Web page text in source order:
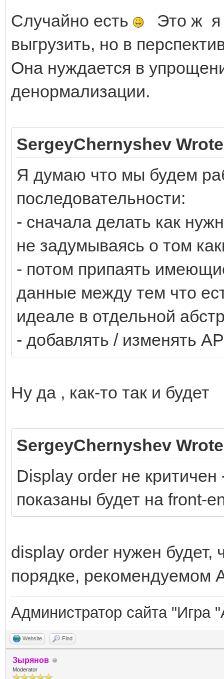
Случайно есть
Это ж я
выгрузить, но в
Она нуждается в
денормализации.
SergeyChernyshev
Я думаю что мы будем
последовательности:
- сначала делать как
не задумываясь о том
- потом припаять
данные между тем что
идеале в отдельной
- добавлять / изменять
Ну да , как-то так и будет
SergeyChernyshev
Display order не критичен
показаны будет на front-
display order нужен будет,
порядке, рекомендуемом
Администратор сайта "Игра
Website Find
Зырянов
Moderator